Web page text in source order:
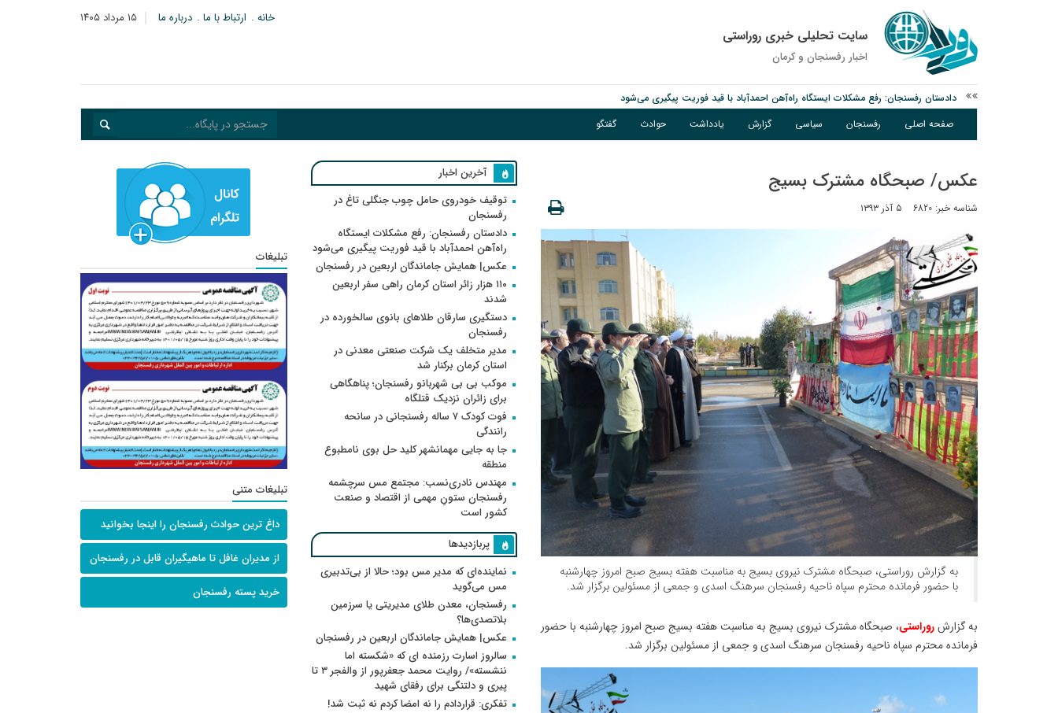
۱۵ مرداد ۱۴۰۵ خانه ارتباط با ما درباره ما
سایت تحلیلی خبری روراستی
اخبار رفسنجان و كرمان
دادستان رفسنجان: رفع مشکلات ایستگاه راه‌آهن احمدآباد با قید فوریت پیگیری می‌شود
عکس| همایش جاماندگان اربعین در رفسنجان
توقیف خودروی حامل چوب جنگلی تاغ در رفسنجان
صفحه اصلی رفسنجان سیاسی گزارش یادداشت حوادث گفتگو
عکس/ صبحگاه مشترک بسیج
شناسه خبر: 6820 ۵ آذر ۱۳۹۳
به گزارش روراستی، صبحگاه مشترک نیروی بسیج به مناسبت هفته بسیج صبح امروز چهارشنبه
با حضور فرمانده محترم سپاه ناحیه رفسنجان سرهنگ اسدی و جمعی از مسئولین برگزار شد.
به گزارشروراستی، صبحگاه مشترک نیروی بسیج به مناسبت هفته بسیج صبح امروز چهارشنبه با حضور
فرمانده محترم سپاه ناحیه رفسنجان سرهنگ اسدی و جمعی از مسئولین برگزار شد.
آخرین اخبار
توقیف خودروی حامل چوب جنگلی تاغ در
رفسنجان
دادستان رفسنجان: رفع مشکلات ایستگاه
راه‌آهن احمدآباد با قید فوریت پیگیری می‌شود
عکس| همایش جاماندگان اربعین در رفسنجان
۱۱۰ هزار زائر استان کرمان راهی سفر اربعین
شدند
دستگیری سارقان طلاهای بانوی سالخورده در
رفسنجان
مدیر متخلف یک شرکت صنعتی معدنی در
استان کرمان برکنار شد
موکب بی بی شهربانو رفسنجان؛ پناهگاهی
برای زائران نزدیک قتلگاه
فوت کودک ۷ ساله رفسنجانی در سانحه
رانندگی
جا به جایی مهمانشهر کلید حل بوی نامطبوع
منطقه
مهندس نادری‌نسب: مجتمع مس سرچشمه
رفسنجان ستونِ مهمی از اقتصاد و صنعت
کشور است
پربازدیدها
نماینده‌ای که مدیر مس بود؛ حالا از بی‌تدبیری
مس می‌گوید
رفسنجان، معدن طلای مدیریتی یا سرزمین
بلاتصدی‌ها؟
عکس| همایش جاماندگان اربعین در رفسنجان
سالروز اسارت رزمنده ای که «شکسته اما
ننشسته»/ روایت محمد جعفرپور از والفجر ۳ تا
پیری و دلتنگی برای رفقای شهید
تفکری: قراردادم را نه امضا کردم نه ثبت شد!
تبلیغات
تبلیغات متنی
داغ ترین حوادث رفسنجان را اینجا بخوانید
از مدیران غافل تا ماهیگیران قابل در رفسنجان
خرید پسته رفسنجان